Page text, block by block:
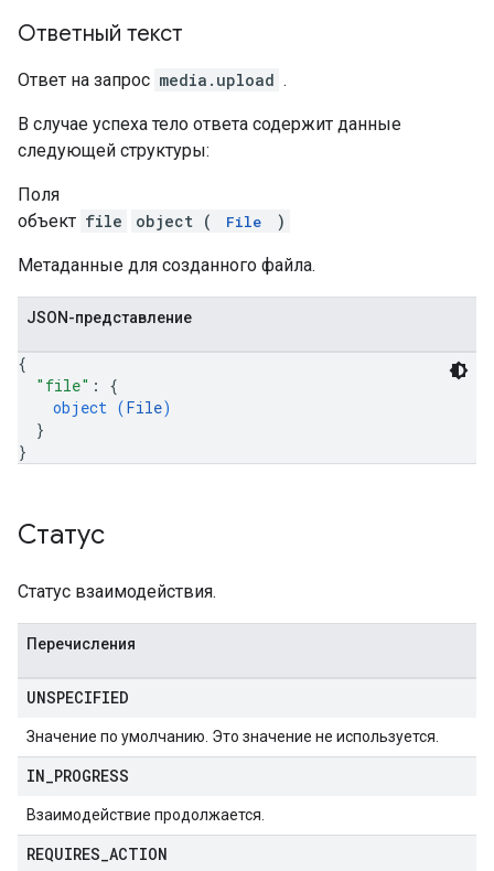
Ответный текст
Ответ на запрос media.upload .
В случае успеха тело ответа содержит данные
следующей структуры:
Поля
объект file object ( File )
Метаданные для созданного файла.
JSON-представление
{
"file" : {
object (File)
}
}
Статус
Статус взаимодействия.
Перечисления
UNSPECIFIED
Значение по умолчанию. Это значение не используется.
IN PROGRESS
Взаимодействие продолжается.
REQUIRES ACTION